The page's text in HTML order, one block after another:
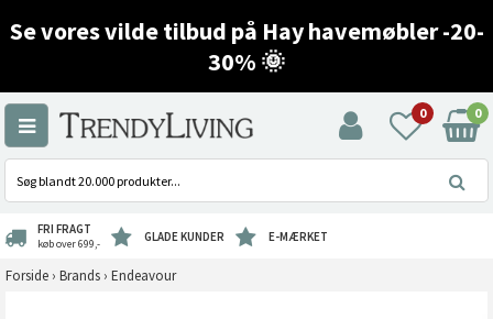
Se vores vilde tilbud på Hay havemøbler -20-
30% 🌞
0 0
FRI FRAGT
køb over 699,- GLADE KUNDER E-MÆRKET
Forside › Brands › Endeavour